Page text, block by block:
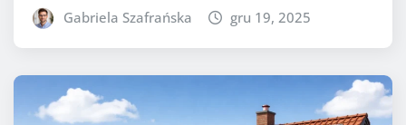
Gabriela Szafrańska gru 19, 2025